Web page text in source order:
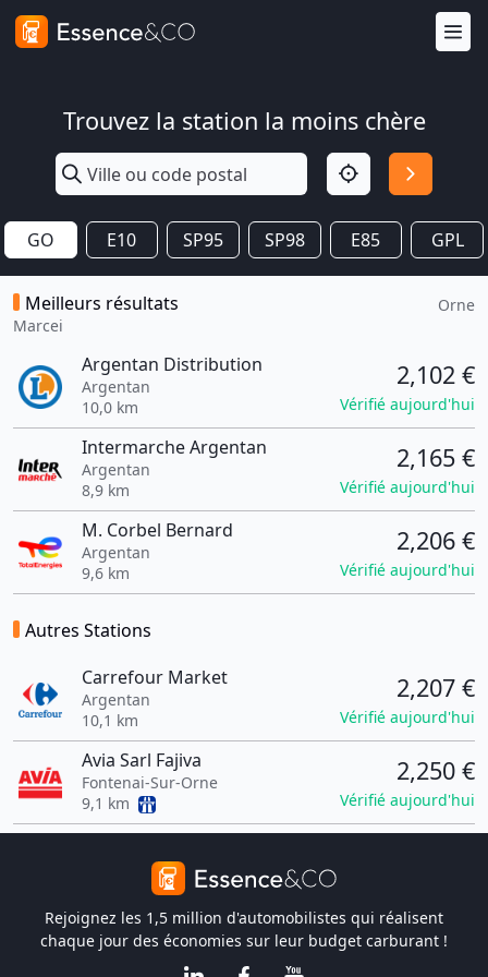
Trouvez la station la moins chère
GO E10 SP95 SP98 E85 GPL
Meilleurs résultats
Marcei
Orne
Argentan Distribution
Argentan
10,0 km
2,102 €
Vérifié aujourd'hui
Intermarche Argentan
Argentan
8,9 km
2,165 €
Vérifié aujourd'hui
M. Corbel Bernard
Argentan
9,6 km
2,206 €
Vérifié aujourd'hui
Autres Stations
Carrefour Market
Argentan
10,1 km
2,207 €
Vérifié aujourd'hui
Avia Sarl Fajiva
Fontenai-Sur-Orne
9,1 km
2,250 €
Vérifié aujourd'hui
Rejoignez les 1,5 million d'automobilistes qui réalisent
chaque jour des économies sur leur budget carburant !